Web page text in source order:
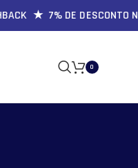
DE
0